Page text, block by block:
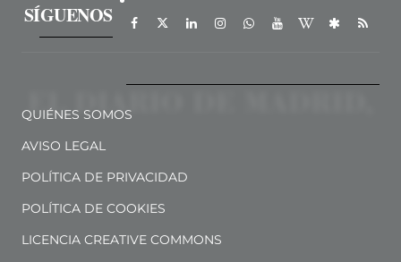
SÍGUENOS
QUIÉNES SOMOS
AVISO LEGAL
POLÍTICA DE PRIVACIDAD
POLÍTICA DE COOKIES
LICENCIA CREATIVE COMMONS